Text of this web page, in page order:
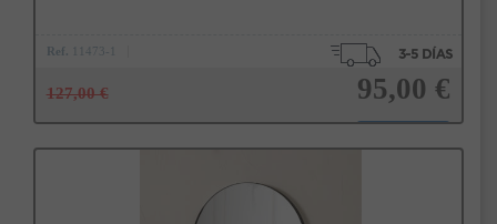
Ref. 11473-1
127,00 € 95,00 €